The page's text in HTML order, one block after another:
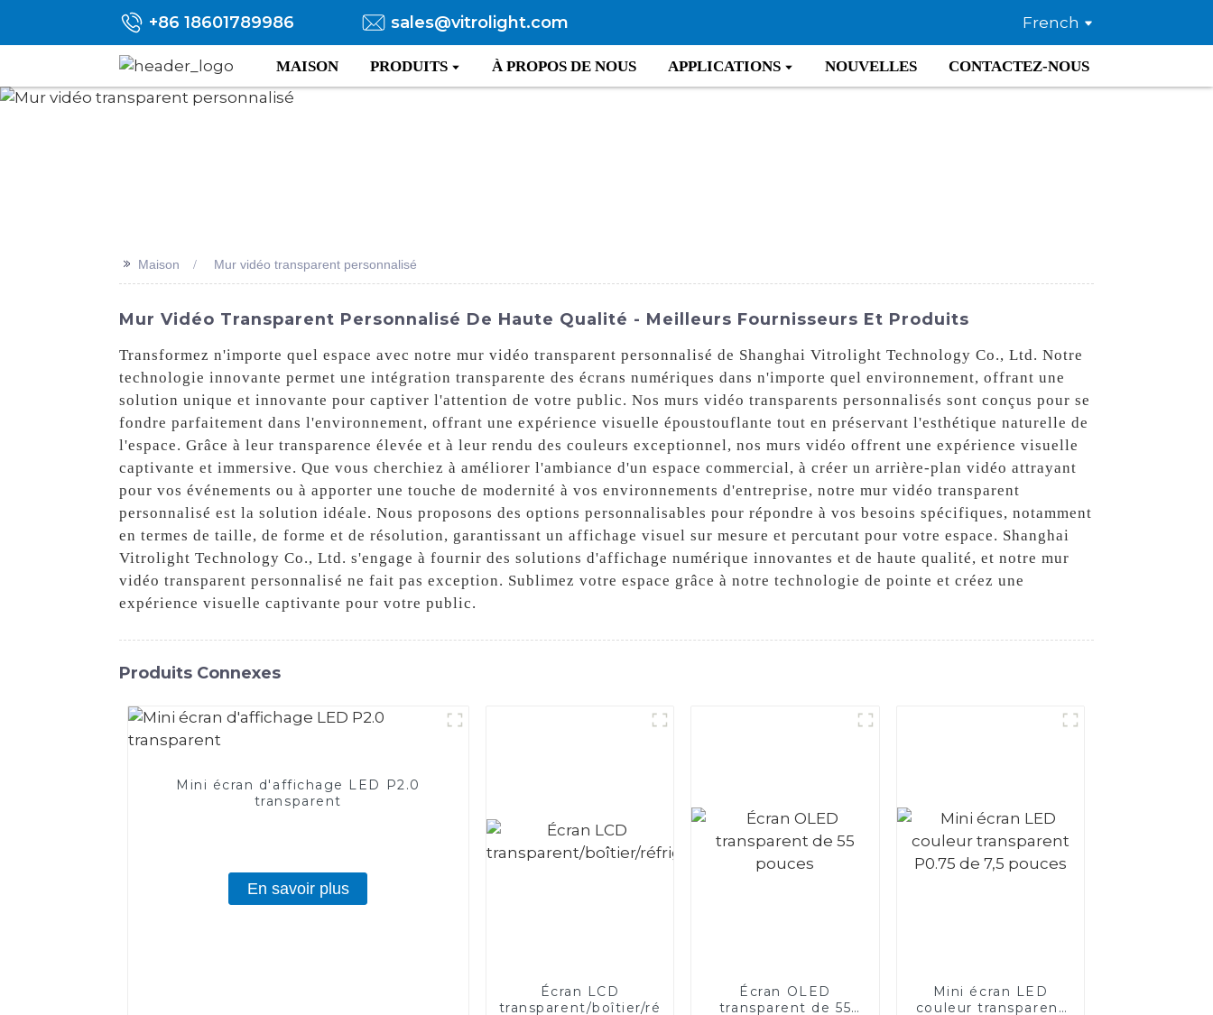
+86 18601789986 sales@vitrolight.com French
MAISON PRODUITS À PROPOS DE NOUS APPLICATIONS NOUVELLES CONTACTEZ-NOUS
>> Maison Mur vidéo transparent personnalisé
Mur Vidéo Transparent Personnalisé De Haute Qualité - Meilleurs Fournisseurs Et Produits
Transformez n'importe quel espace avec notre mur vidéo transparent personnalisé de Shanghai Vitrolight Technology Co., Ltd. Notre
technologie innovante permet une intégration transparente des écrans numériques dans n'importe quel environnement, offrant une
solution unique et innovante pour captiver l'attention de votre public. Nos murs vidéo transparents personnalisés sont conçus pour se
fondre parfaitement dans l'environnement, offrant une expérience visuelle époustouflante tout en préservant l'esthétique naturelle de
l'espace. Grâce à leur transparence élevée et à leur rendu des couleurs exceptionnel, nos murs vidéo offrent une expérience visuelle
captivante et immersive. Que vous cherchiez à améliorer l'ambiance d'un espace commercial, à créer un arrière-plan vidéo attrayant
pour vos événements ou à apporter une touche de modernité à vos environnements d'entreprise, notre mur vidéo transparent
personnalisé est la solution idéale. Nous proposons des options personnalisables pour répondre à vos besoins spécifiques, notamment
en termes de taille, de forme et de résolution, garantissant un affichage visuel sur mesure et percutant pour votre espace. Shanghai
Vitrolight Technology Co., Ltd. s'engage à fournir des solutions d'affichage numérique innovantes et de haute qualité, et notre mur
vidéo transparent personnalisé ne fait pas exception. Sublimez votre espace grâce à notre technologie de pointe et créez une
expérience visuelle captivante pour votre public.
Produits Connexes
Mini écran d'affichage LED P2.0
transparent
En savoir plus
Écran LCD
transparent/boîtier/réfrigérateur
Écran OLED
transparent de 55
Mini écran LED
couleur transparent